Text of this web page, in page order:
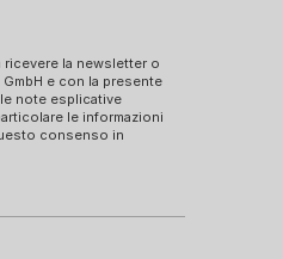
la newsletter o
GmbH e con la presente
note esplicative
le informazioni
consenso in